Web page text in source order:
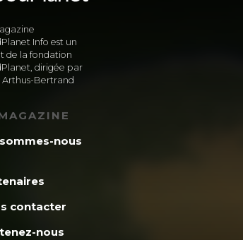
Info est un
de la fondation
dirigée par
Arthus-Bertrand
nous
contacter
nous